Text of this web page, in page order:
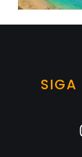
SIGA